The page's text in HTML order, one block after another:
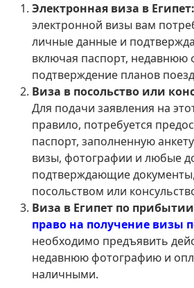
Электронная виза в Египет:
электронной визы вам
личные данные и
включая паспорт, недавнюю
подтверждение планов
Виза в посольство или
Для подачи заявления на
правило, потребуется
паспорт, заполненную
визы, фотографии и любые
подтверждающие
посольством или
Виза в Египет по
право на получение визы
необходимо предъявить
недавнюю фотографию и
наличными.